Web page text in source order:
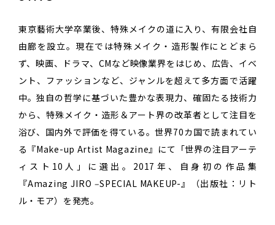
東京藝術⼤学卒業後、特殊メイクの道に⼊り、有限会社⾃
由廊を設⽴。現在では特殊メイク・造形製作にとどまら
ず、映画、ドラマ、CMなど映像業界をはじめ、広告、イベ
ント、ファッションなど、ジャンルを超えて多⽅⾯で活躍
中。独⾃の哲学に基づいた豊かな表現⼒、確固たる技術⼒
から、特殊メイク・造形＆アート界の改⾰者として注⽬を
浴び、国内外で評価を得ている。世界70カ国で読まれてい
る『Make-up Artist Magazine』にて「世界の注⽬アーテ
ィスト10⼈」に選出。2017年、⾃⾝初の作品集
『Amazing JIRO ‒SPECIAL MAKEUP-』（出版社：リト
ル・モア）を発売。